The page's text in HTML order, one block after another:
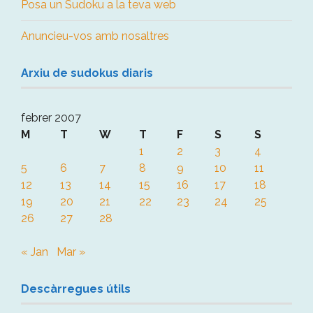
Posa un Sudoku a la teva web
Anuncieu-vos amb nosaltres
Arxiu de sudokus diaris
febrer 2007
M
T W T F S
S
1
2 3
4
5
6 7 8 9 10
11
12
13 14 15 16 17
18
19
20 21 22 23 24
25
26
27 28
« Jan Mar »
Descàrregues útils